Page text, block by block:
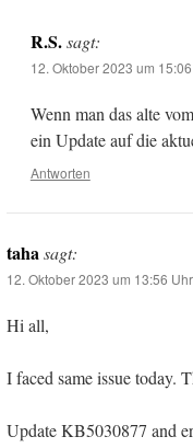
R.S. sagt:
12. Oktober 2023 um
Wenn man das alte
ein Update auf die
Antworten
tahasagt:
12. Oktober 2023 um 13:56 Uhr
Hi all,
I faced same issue today.
Update KB5030877 and